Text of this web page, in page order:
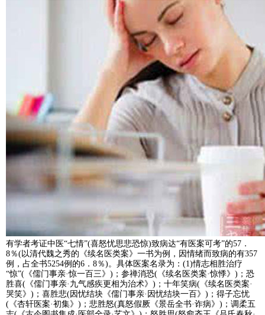
有学者考证中医“七情”(喜怒忧思悲恐惊)致病达“有医案可考”的57．
8％(以清代魏之秀的《续名医类案》一书为例，因情绪而致病的有357
例，占全书5254例的6．8％)。具体医案名录为：(1)情志相胜治疗
“惊”(《儒门事亲·惊一百三》)；参禅消恐(《续名医类案·惊悸》)；恐
胜喜(《儒门事亲·九气感疾更相为治术》)；十年笑病(《续名医类案·
哭笑》)；喜胜悲(因忧结块《儒门事亲·因忧结块一百》)；得子忘忧
(《杏轩医案·初集》)；悲胜怒(真怒假厥《景岳全书·诈病》)；调柔五